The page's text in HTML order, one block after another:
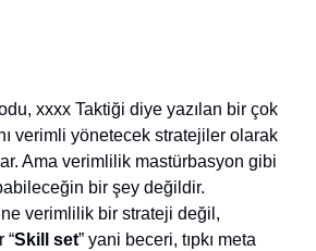
xxxx Taktiği diye yazılan bir çok
verimli yönetecek stratejiler olarak
Ama verimlilik mastürbasyon gibi
bir şey değildir.
verimlilik bir strateji değil,
“Skill set” yani beceri, tıpkı meta